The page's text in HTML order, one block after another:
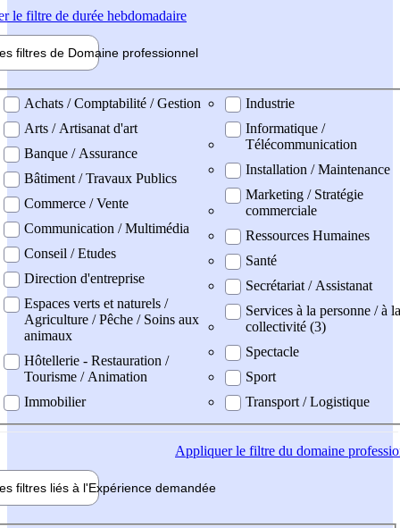
le filtre de durée hebdomadaire
filtres de Domaine professionnel
professionel
Achats / Comptabilité / Gestion
Arts / Artisanat d'art
Banque / Assurance
Bâtiment / Travaux Publics
Commerce / Vente
Communication / Multimédia
Conseil / Etudes
Direction d'entreprise
Espaces verts et naturels /
Agriculture / Pêche / Soins aux
animaux
Hôtellerie - Restauration /
Tourisme / Animation
Immobilier
Industrie
Informatique /
Télécommunication
Installation / Maintenance
Marketing / Stratégie
commerciale
Ressources Humaines
Santé
Secrétariat / Assistanat
Services à la personne / à la
collectivité (3)
Spectacle
Sport
Transport / Logistique
Appliquerle filtre du domaine
filtres liés à l'Expérience demandée